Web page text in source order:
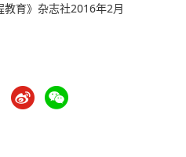
育》杂志社2016年2月